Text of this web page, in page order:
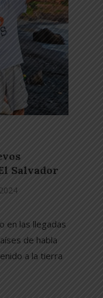
Salvador
en las llegadas
de habla
a la tierra